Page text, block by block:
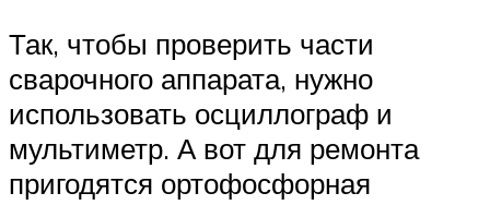
Так, чтобы проверить части
сварочного аппарата, нужно
использовать осциллограф и
мультиметр. А вот для ремонта
пригодятся ортофосфорная